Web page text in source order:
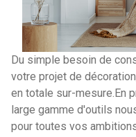
Du simple besoin de
votre projet de
en totale sur-mesure.En
large gamme d'outils
pour toutes vos